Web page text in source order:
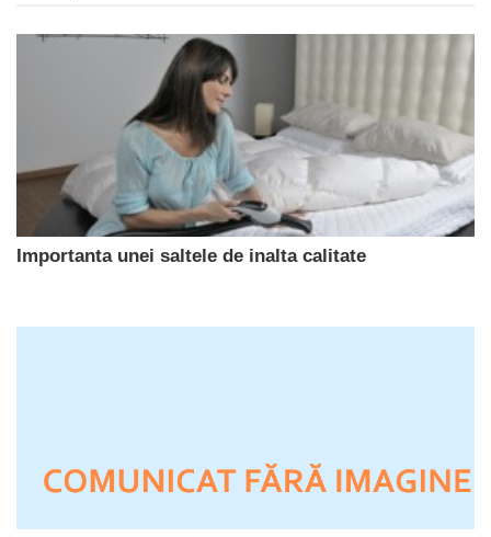
Importanta unei saltele de inalta calitate